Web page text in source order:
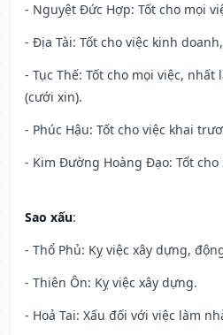
- Nguyệt Đức Hợp: Tốt cho mọi
- Địa Tài: Tốt cho việc kinh
- Tục Thế: Tốt cho mọi việc,
(cưới xin).
- Phúc Hậu: Tốt cho việc khai
- Kim Đường Hoàng Đạo: Tốt cho
Sao xấu:
- Thổ Phủ: Kỵ việc xây dựng,
- Thiên Ôn: Kỵ việc xây dựng.
- Hoả Tai: Xấu đối với việc làm